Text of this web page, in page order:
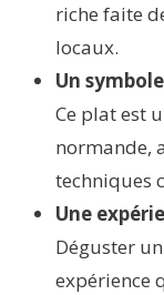
riche faite
locaux.
Un
Ce plat est
normande,
techniques
Une
Déguster
expérience